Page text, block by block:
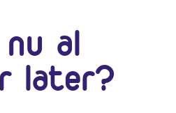
al
later?